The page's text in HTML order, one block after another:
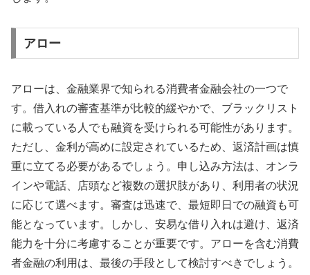
アロー
アローは、金融業界で知られる消費者金融会社の一つで
す。借入れの審査基準が比較的緩やかで、ブラックリスト
に載っている人でも融資を受けられる可能性があります。
ただし、金利が高めに設定されているため、返済計画は慎
重に立てる必要があるでしょう。申し込み方法は、オンラ
インや電話、店頭など複数の選択肢があり、利用者の状況
に応じて選べます。審査は迅速で、最短即日での融資も可
能となっています。しかし、安易な借り入れは避け、返済
能力を十分に考慮することが重要です。アローを含む消費
者金融の利用は、最後の手段として検討すべきでしょう。